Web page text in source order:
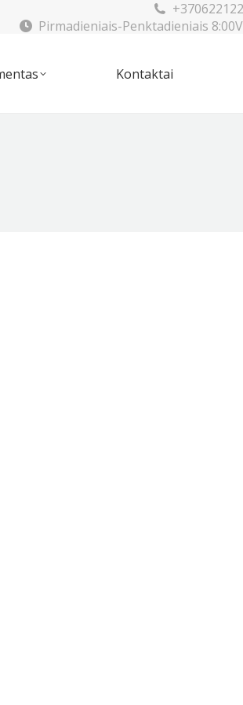
Pirmadieniais-Penktadieniais
Kontaktai
Kontaktai